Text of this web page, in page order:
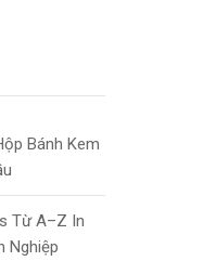
Bánh Kem
Từ A–Z In
Nghiệp